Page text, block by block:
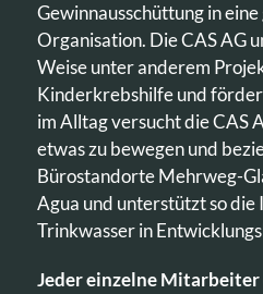
Gewinnausschüttung in
Organisation. Die CAS AG
Weise unter anderem
Kinderkrebshilfe und
im Alltag versucht die CAS
etwas zu bewegen und
Bürostandorte Mehrweg-
Agua und unterstützt so
Trinkwasser in
Jeder einzelne Mitarbeiter